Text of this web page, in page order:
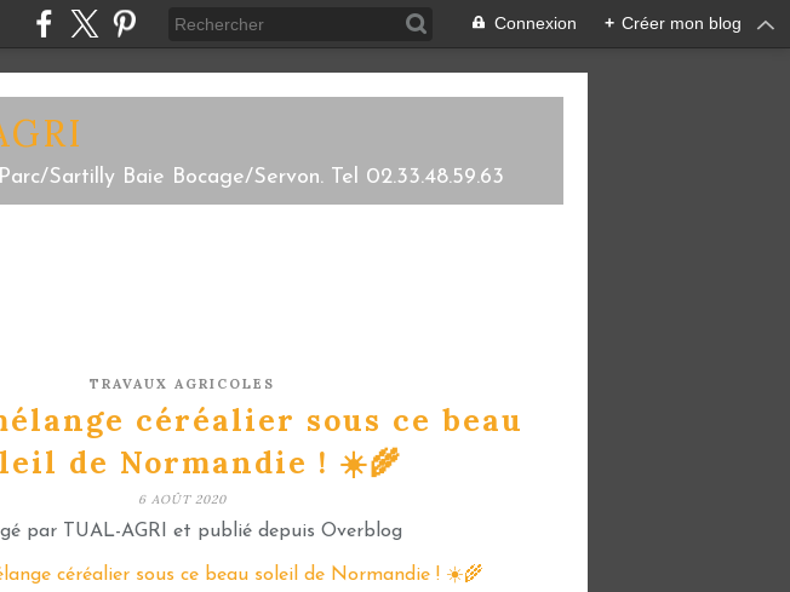
Connexion + Créer mon blog
Sartilly Baie Bocage/Servon. Tel 02.33.48.59.63
TRAVAUX AGRICOLES
céréalier sous ce beau
de Normandie ! ☀️🌾
6 AOÛT 2020
par TUAL-AGRI et publié depuis Overblog